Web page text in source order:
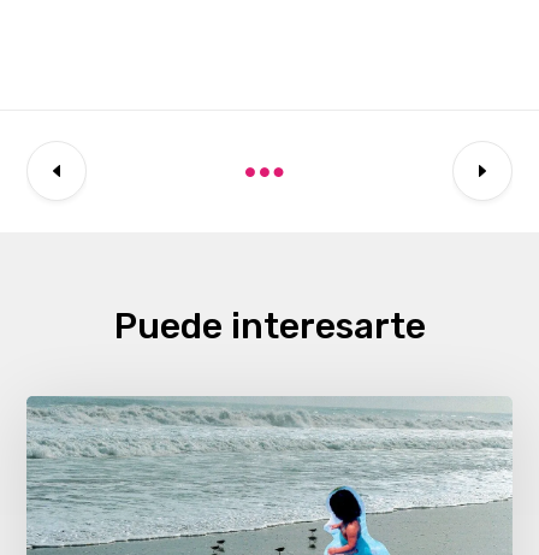
Puede interesarte